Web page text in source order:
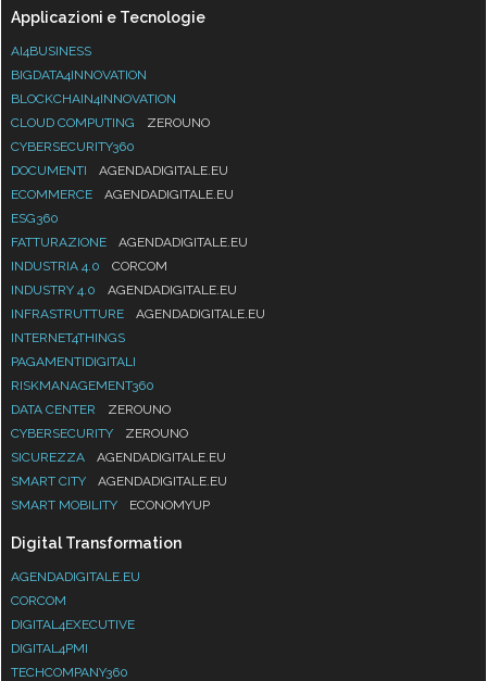
Applicazioni e Tecnologie
AI4BUSINESS
BIGDATA4INNOVATION
BLOCKCHAIN4INNOVATION
CLOUD COMPUTING
ZEROUNO
CYBERSECURITY360
DOCUMENTI
AGENDADIGITALE.EU
ECOMMERCE
AGENDADIGITALE.EU
ESG360
FATTURAZIONE
AGENDADIGITALE.EU
INDUSTRIA 4.0
CORCOM
INDUSTRY 4.0
AGENDADIGITALE.EU
INFRASTRUTTURE
AGENDADIGITALE.EU
INTERNET4THINGS
PAGAMENTIDIGITALI
RISKMANAGEMENT360
DATA CENTER
ZEROUNO
CYBERSECURITY
ZEROUNO
SICUREZZA
AGENDADIGITALE.EU
SMART CITY
AGENDADIGITALE.EU
SMART MOBILITY
ECONOMYUP
Digital Transformation
AGENDADIGITALE.EU
CORCOM
DIGITAL4EXECUTIVE
DIGITAL4PMI
TECHCOMPANY360